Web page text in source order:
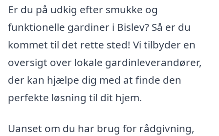
Er du på udkig efter smukke og
funktionelle gardiner i Bislev? Så er du
kommet til det rette sted! Vi tilbyder en
oversigt over lokale gardinleverandører,
der kan hjælpe dig med at finde den
perfekte løsning til dit hjem.
Uanset om du har brug for rådgivning,